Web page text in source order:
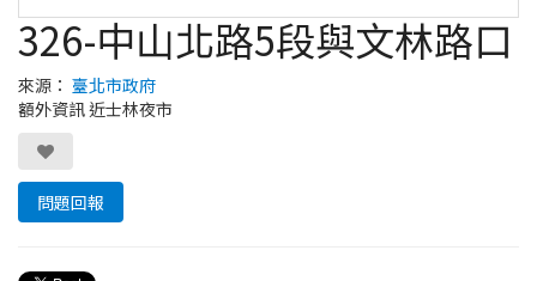
326-中山北路5段與文林路口
來源： 臺北市政府
額外資訊 近士林夜市
問題回報